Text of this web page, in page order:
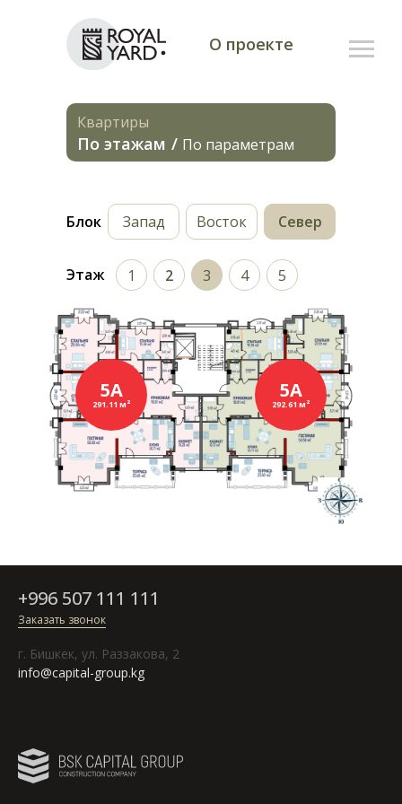
Квартиры
По этажам / По параметрам
О проекте
5А
291.11 м²
5А
292.61 м²
Этаж 5
4
3
1 2
Блок Запад Восток Север
БЛОК СЕВЕР
ПЛАНИРОВКА 3 ЭТАЖА
+996 507 111 111
Заказать звонок
г. Бишкек, ул. Раззакова, 2
info@capital-group.kg